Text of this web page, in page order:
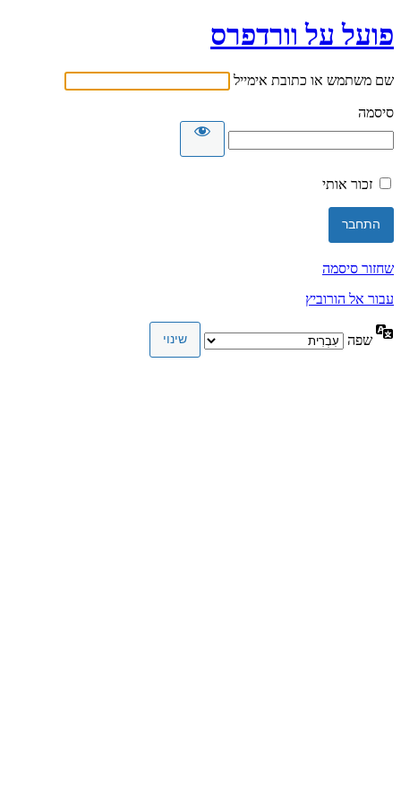
פועל על וורדפרס
שם משתמש או כתובת אימייל
סיסמה
זכור אותי
שחזור סיסמה
עבור אל הורוביץ
שפה